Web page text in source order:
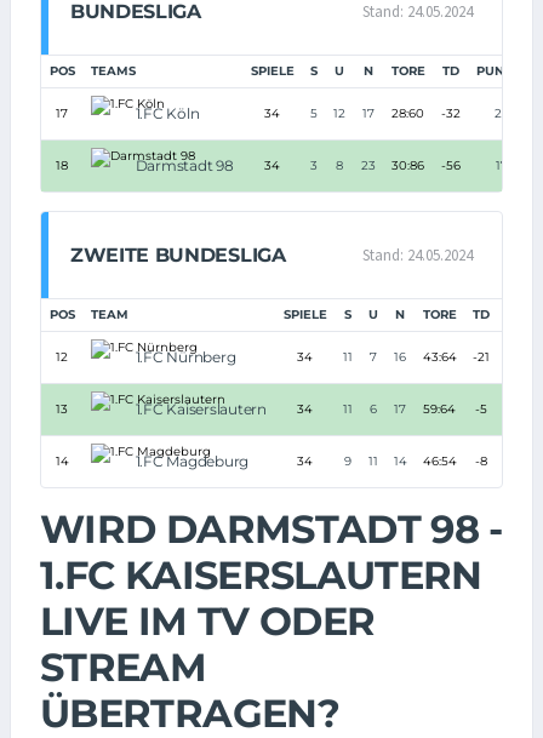
BUNDESLIGA Stand: 24.05.2024
POS TEAMS SPIELE S U N TORE TD PUNKTE
17 1.FC Köln 34 5 12 17 28:60 -32 27
18 Darmstadt 98 34 3 8 23 30:86 -56 17
ZWEITE BUNDESLIGA Stand: 24.05.2024
POS TEAM SPIELE S U N TORE TD
12 1.FC Nürnberg 34 11 7 16 43:64 -21
13 1.FC Kaiserslautern 34 11 6 17 59:64 -5
14 1.FC Magdeburg 34 9 11 14 46:54 -8
WIRD DARMSTADT 98 -
1.FC KAISERSLAUTERN
LIVE IM TV ODER
STREAM
ÜBERTRAGEN?